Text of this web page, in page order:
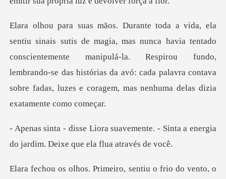
via tentado
conscientemente manipulá-la. Respirou fundo,
lembrando-se das histórias da avó: cad
ente. - Sinta a energia
do jardim.